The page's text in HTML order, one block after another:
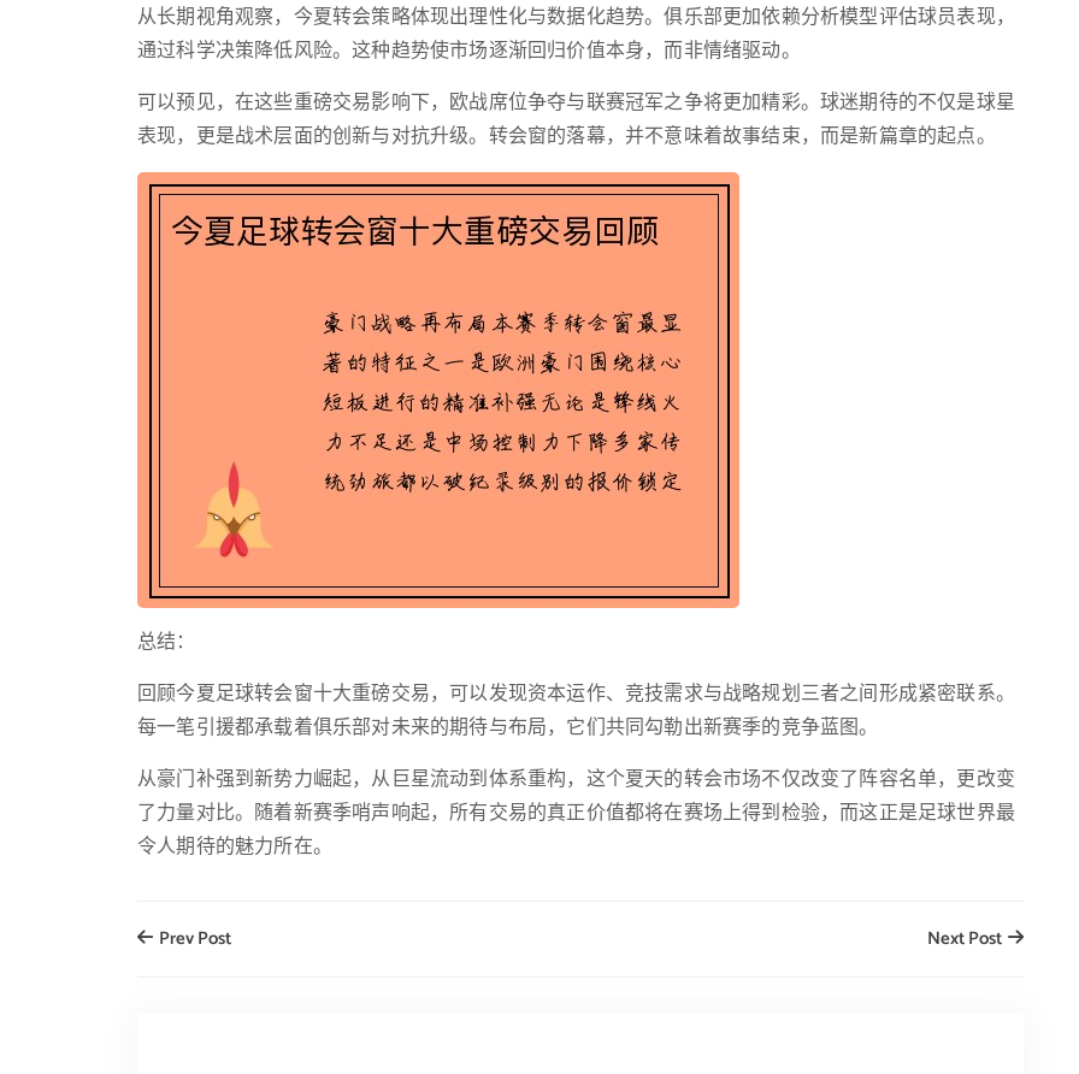
从长期视角观察，今夏转会策略体现出理性化与数据化趋势。俱乐部更加依赖分析模型评估球员表现，
通过科学决策降低风险。这种趋势使市场逐渐回归价值本身，而非情绪驱动。
可以预见，在这些重磅交易影响下，欧战席位争夺与联赛冠军之争将更加精彩。球迷期待的不仅是球星
表现，更是战术层面的创新与对抗升级。转会窗的落幕，并不意味着故事结束，而是新篇章的起点。
总结：
回顾今夏足球转会窗十大重磅交易，可以发现资本运作、竞技需求与战略规划三者之间形成紧密联系。
每一笔引援都承载着俱乐部对未来的期待与布局，它们共同勾勒出新赛季的竞争蓝图。
从豪门补强到新势力崛起，从巨星流动到体系重构，这个夏天的转会市场不仅改变了阵容名单，更改变
了力量对比。随着新赛季哨声响起，所有交易的真正价值都将在赛场上得到检验，而这正是足球世界最
令人期待的魅力所在。
Prev Post Next Post